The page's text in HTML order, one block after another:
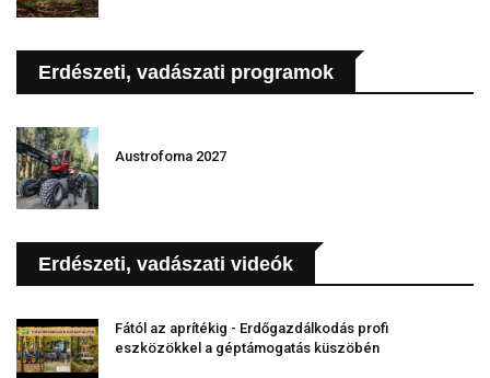
Erdészeti, vadászati programok
Austrofoma 2027
Erdészeti, vadászati videók
Fától az aprítékig - Erdőgazdálkodás profi
eszközökkel a géptámogatás küszöbén